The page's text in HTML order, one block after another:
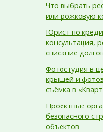
Что выбрать
или рожковую
Юрист по
консультация,
списание
Фотостудия в
крышей и
съёмка в
Проектные
безопасного
объектов